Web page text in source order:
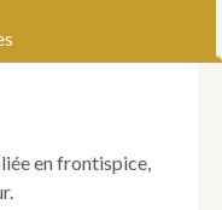
en frontispice,